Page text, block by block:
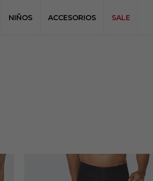
NIÑOS ACCESORIOS SALE